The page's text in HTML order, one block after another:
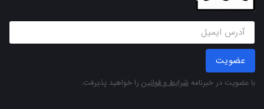
عضویت
با عضویت در خبرنامه شرایط و قوانین را خواهید پذیرفت.